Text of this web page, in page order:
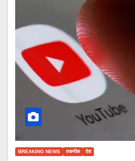
BREAKING NEWS तकनीक देश